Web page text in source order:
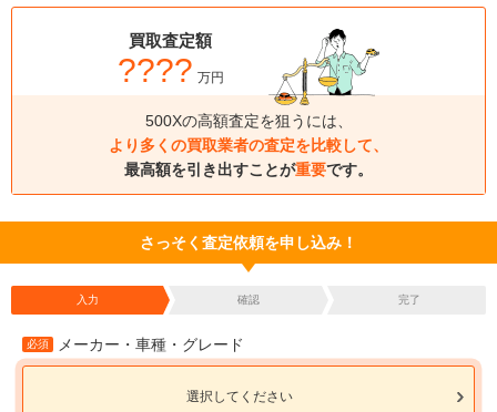
買取査定額
???? 万円
500Xの高額査定を狙うには、
より多くの買取業者の査定を比較して、
最高額を引き出すことが重要です。
さっそく査定依頼を申し込み！
入力 確認 完了
必須 メーカー・車種・グレード
選択してください